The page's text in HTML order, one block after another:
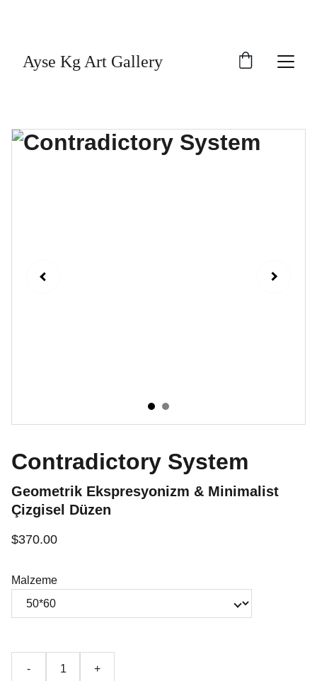
Ayse Kg Art Gallery
Contradictory System
Geometrik Ekspresyonizm & Minimalist
Çizgisel Düzen
$370.00
Malzeme
- +